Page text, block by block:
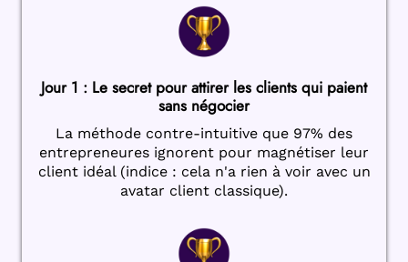
Jour 1 : Le secret pour attirer les clients qui paient
sans négocier
La méthode contre-intuitive que 97% des
entrepreneures ignorent pour magnétiser leur
client idéal (indice : cela n'a rien à voir avec un
avatar client classique).